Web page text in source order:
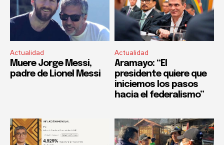
Actualidad
Muere Jorge Messi,
padre de Lionel Messi
Actualidad
Aramayo: “El
presidente quiere que
iniciemos los pasos
hacia el federalismo”